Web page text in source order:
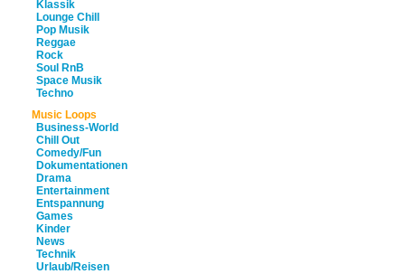
Klassik
Lounge Chill
Pop Musik
Reggae
Rock
Soul RnB
Space Musik
Techno
Music Loops
Business-World
Chill Out
Comedy/Fun
Dokumentationen
Drama
Entertainment
Entspannung
Games
Kinder
News
Technik
Urlaub/Reisen